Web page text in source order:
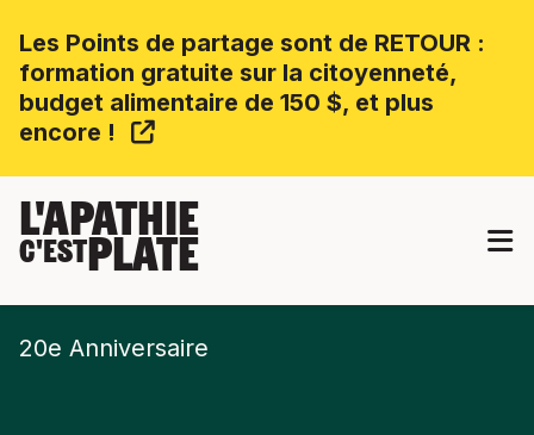
Les Points de partage sont de RETOUR :
formation gratuite sur la citoyenneté,
budget alimentaire de 150 $, et plus
encore !
L'APATHIE
C'ESTPLATE
20e Anniversaire